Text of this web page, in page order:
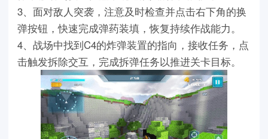
3、面对敌人突袭，注意及时检查并点击右下角的换
弹按钮，快速完成弹药装填，恢复持续作战能力。
4、战场中找到C4的炸弹装置的指向，接收任务，点
击触发拆除交互，完成拆弹任务以推进关卡目标。